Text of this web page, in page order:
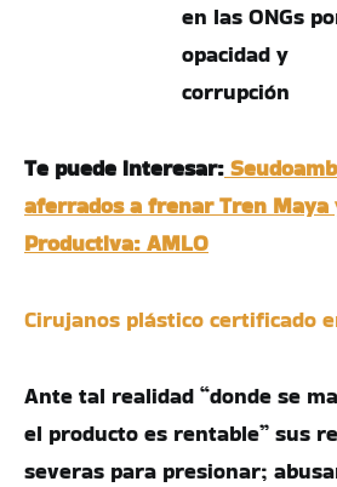
Te puede interesar:
aferrados a frenar Tren Maya
Productiva: AMLO
Cirujanos plástico certificado
Ante tal realidad “donde se
el producto es rentable” sus
severas para presionar;